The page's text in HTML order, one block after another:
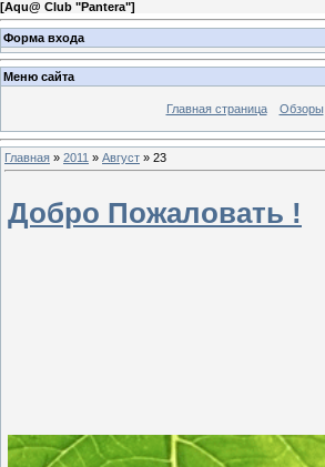
[Aqu@ Club "Pantera"]
Форма входа
Меню сайта
Главная страница Обзоры
Главная » 2011 » Август » 23
Добро Пожаловать !